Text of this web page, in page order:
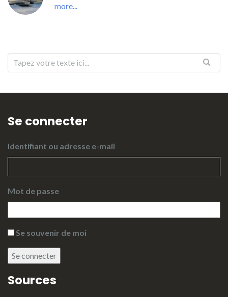
more...
Se connecter
Identifiant ou adresse e-mail
Mot de passe
Se souvenir de moi
Se connecter
Sources